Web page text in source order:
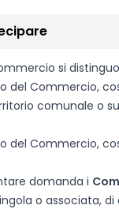
si
del Commercio,
comunale o
del Commercio,
domanda i
o associata, di